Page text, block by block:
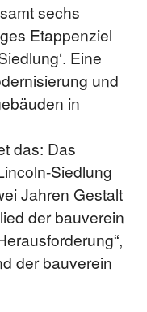
sechs
Etappenziel
Eine
und
in
das: Das
Siedlung
Jahren Gestalt
der bauverein
der bauverein